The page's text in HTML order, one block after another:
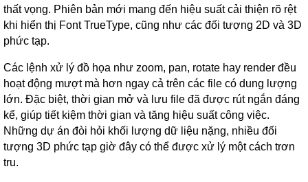
thất vọng. Phiên bản mới mang đến hiệu suất cải thiện rõ rệt
khi hiển thị Font TrueType, cũng như các đối tượng 2D và 3D
phức tạp.
Các lệnh xử lý đồ họa như zoom, pan, rotate hay render đều
hoạt động mượt mà hơn ngay cả trên các file có dung lượng
lớn. Đặc biệt, thời gian mở và lưu file đã được rút ngắn đáng
kể, giúp tiết kiệm thời gian và tăng hiệu suất công việc.
Những dự án đòi hỏi khối lượng dữ liệu nặng, nhiều đối
tượng 3D phức tạp giờ đây có thể được xử lý một cách trơn
tru.